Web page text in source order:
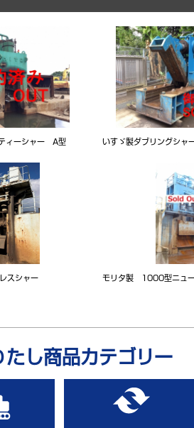
ィーシャー A型 いすゞ製ダブリングシャ
スシャー モリタ製 1000型ニュー
たし商品カテゴリー